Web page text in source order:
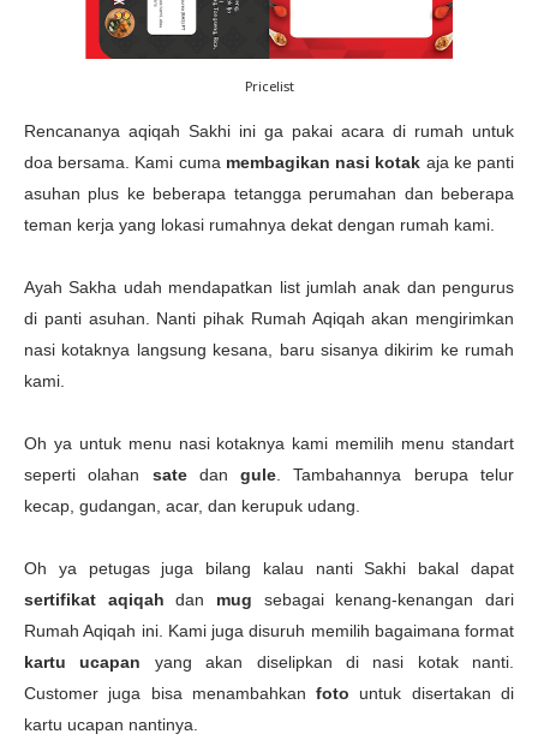
Pricelist
Rencananya aqiqah Sakhi ini ga pakai acara di rumah untuk
doa bersama. Kami cuma membagikan nasi kotak aja ke panti
asuhan plus ke beberapa tetangga perumahan dan beberapa
teman kerja yang lokasi rumahnya dekat dengan rumah kami.
Ayah Sakha udah mendapatkan list jumlah anak dan pengurus
di panti asuhan. Nanti pihak Rumah Aqiqah akan mengirimkan
nasi kotaknya langsung kesana, baru sisanya dikirim ke rumah
kami.
Oh ya untuk menu nasi kotaknya kami memilih menu standart
seperti olahan satedangule . Tambahannya berupa telur
kecap, gudangan, acar, dan kerupuk udang.
Oh ya petugas juga bilang kalau nanti Sakhi bakal dapat
sertifikat aqiqah dan mug sebagai kenang-kenangan dari
Rumah Aqiqah ini. Kami juga disuruh memilih bagaimana format
kartu ucapan yang akan diselipkan di nasi kotak nanti.
Customer juga bisa menambahkanfoto untuk disertakan di
kartu ucapan nantinya.